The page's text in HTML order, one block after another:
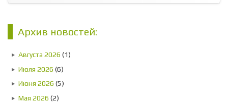
Архив новостей:
Августа 2026 (1)
Июля 2026 (6)
Июня 2026 (5)
Мая 2026 (2)